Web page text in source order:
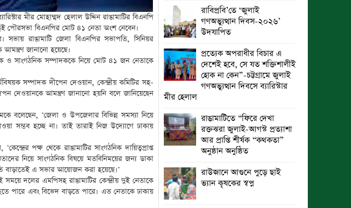
মীর মোহাম্মদ হেলাল উদ্দিন রাঙামাটির বিএনপি
পৌরসভা বিএনপির মোট ৪১ নেতা অংশ নেবেন।
রাঙামাটি জেলা বিএনপির সভাপতি, সিনিয়র
জানানো হয়েছে।
ও সাংগঠনিক সম্পাদককে নিয়ে মোট ৪১ জন নেতাকে
সম্পাদক দীপেন দেওয়ান, কেন্দ্রীয় কমিটির সহ-
দেওয়ানকে আমন্ত্রণ জানানো হয়নি বলে জানিয়েছেন
বলেছেন, ‘জেলা ও উপজেলার বিভিন্ন সমস্যা নিয়ে
সম্ভব হচ্ছে না। তাই তারাই নিজ উদ্যোগে ঢাকায়
পক্ষ থেকে রাঙামাটির সাংগঠনিক দায়িত্বপ্রাপ্ত
নিয়ে সাংগঠনিক বিষয়ে মতবিনিময়ের জন্য ডাকা
বাড়াতেই এ সভার আয়োজন করা হয়েছে।’
দলের এমপিসহ রাঙামাটির কেন্দ্রীয় দুই নেতাকে
পারে এবং বিভেদ বাড়তে পারে। এত নেতাকে ঢাকায়
ঝালকাঠিতে জুলাই গণঅভ্যুত্থান দিবস
পালিত
রাবিপ্রবি’তে ‘জুলাই গণঅভ্যুত্থান
দিবস-২০২৬’ উদযাপিত
রাবিপ্রবি’তে ‘জুলাই
গণঅভ্যুত্থান দিবস-২০২৬’
উদযাপিত
প্রত্যেক অপরাধীর বিচার এ
দেশেই হবে, সে যত শক্তিশালীই
হোক না কেন”-চট্টগ্রামে জুলাই
গণঅভ্যুত্থান দিবসে ব্যারিস্টার
মীর হেলাল
রাঙামাটিতে “ফিরে দেখা
রক্তঝরা জুলাই-আগস্ট প্রত্যাশা
আর প্রাপ্তি শীর্ষক “কথকতা”
অনুষ্ঠান অনুষ্ঠিত
রাউজানে আগুনে পুড়ে ছাই
ভ্যান কৃষকের স্বপ্ন